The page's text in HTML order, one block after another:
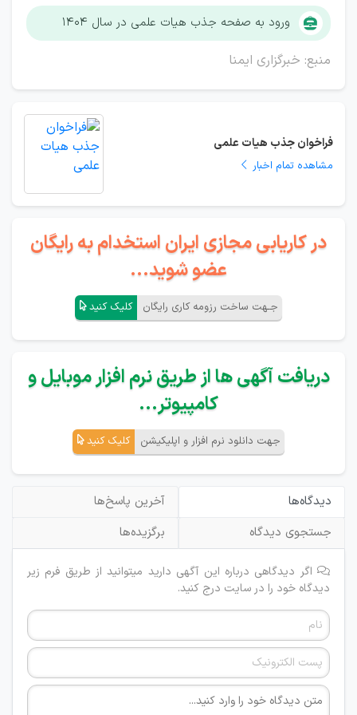
ورود به صفحه جذب هیات علمی در سال ۱۴۰۴
منبع: خبرگزاری ایمنا
فراخوان جذب هیات علمی
مشاهده تمام اخبار
در کاریابی مجازی ایران استخدام به رایگان
عضو شوید...
جـهت ساخت رزومه کاری رایگان کلیک کنید
دریافت آگهی ها از طریق نرم افزار موبایل و
کامپیوتر...
جهت دانلود نرم افزار و اپلیکیشن کلیک کنید
دیدگاه‌ها
آخرین پاسخ‌ها
جستجوی دیدگاه
برگزیده‌ها
اگر دیدگاهی درباره این آگهی دارید میتوانید از طریق فرم زیر
دیدگاه خود را در سایت درج کنید.